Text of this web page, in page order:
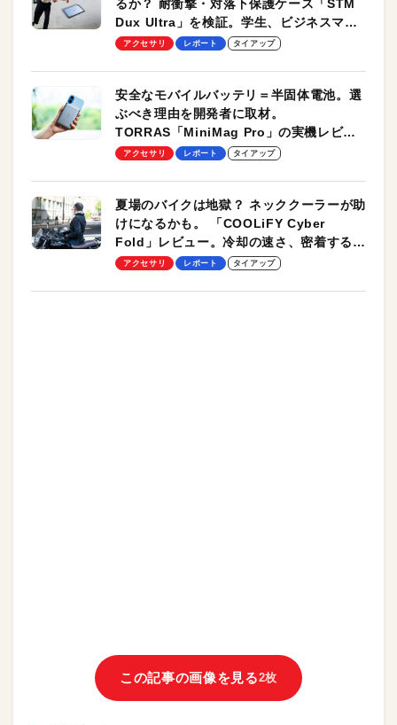
るか？ 耐衝撃・対落下保護ケース「STM
Dux Ultra」を検証。学生、ビジネスマン
のモバイルユースに最適！
アクセサリ レポート タイアップ
安全なモバイルバッテリ＝半固体電池。選
ぶべき理由を開発者に取材。
TORRAS「MiniMag Pro」の実機レビュ
ーも
アクセサリ レポート タイアップ
夏場のバイクは地獄？ ネッククーラーが助
けになるかも。 「COOLiFY Cyber
Fold」レビュー。冷却の速さ、密着する冷
却プレート、シンプルな操作性がグッド！
アクセサリ レポート タイアップ
この記事の画像を見る2枚